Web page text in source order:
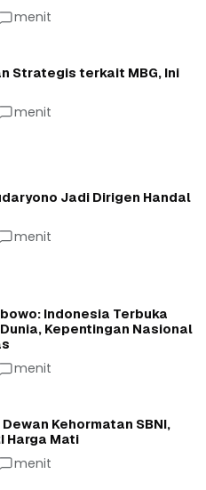
menit
Strategis terkait MBG, Ini
menit
Jadi Dirigen Handal
menit
Indonesia Terbuka
Kepentingan Nasional
menit
Kehormatan SBNI,
Harga Mati
menit